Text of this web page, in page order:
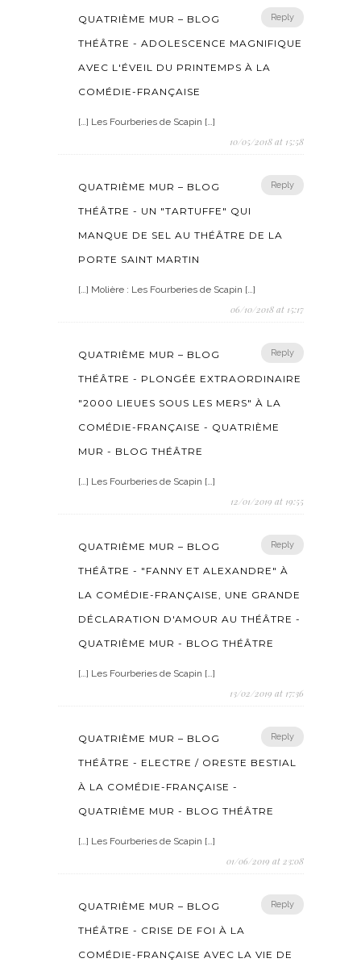
Reply
QUATRIÈME MUR – BLOG
THÉÂTRE - ADOLESCENCE MAGNIFIQUE
AVEC L'ÉVEIL DU PRINTEMPS À LA
COMÉDIE-FRANÇAISE
[…] Les Fourberies de Scapin […]
10/05/2018 at 15:58
Reply
QUATRIÈME MUR – BLOG
THÉÂTRE - UN "TARTUFFE" QUI
MANQUE DE SEL AU THÉÂTRE DE LA
PORTE SAINT MARTIN
[…] Molière : Les Fourberies de Scapin […]
06/10/2018 at 15:17
Reply
QUATRIÈME MUR – BLOG
THÉÂTRE - PLONGÉE EXTRAORDINAIRE
"2000 LIEUES SOUS LES MERS" À LA
COMÉDIE-FRANÇAISE - QUATRIÈME
MUR - BLOG THÉÂTRE
[…] Les Fourberies de Scapin […]
12/01/2019 at 19:55
Reply
QUATRIÈME MUR – BLOG
THÉÂTRE - "FANNY ET ALEXANDRE" À
LA COMÉDIE-FRANÇAISE, UNE GRANDE
DÉCLARATION D'AMOUR AU THÉÂTRE -
QUATRIÈME MUR - BLOG THÉÂTRE
[…] Les Fourberies de Scapin […]
13/02/2019 at 17:36
Reply
QUATRIÈME MUR – BLOG
THÉÂTRE - ELECTRE / ORESTE BESTIAL
À LA COMÉDIE-FRANÇAISE -
QUATRIÈME MUR - BLOG THÉÂTRE
[…] Les Fourberies de Scapin […]
01/06/2019 at 23:08
Reply
QUATRIÈME MUR – BLOG
THÉÂTRE - CRISE DE FOI À LA
COMÉDIE-FRANÇAISE AVEC LA VIE DE